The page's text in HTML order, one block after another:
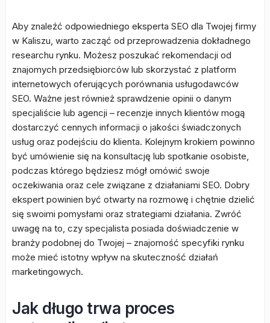
Aby znaleźć odpowiedniego eksperta SEO dla Twojej firmy
w Kaliszu, warto zacząć od przeprowadzenia dokładnego
researchu rynku. Możesz poszukać rekomendacji od
znajomych przedsiębiorców lub skorzystać z platform
internetowych oferujących porównania usługodawców
SEO. Ważne jest również sprawdzenie opinii o danym
specjaliście lub agencji – recenzje innych klientów mogą
dostarczyć cennych informacji o jakości świadczonych
usług oraz podejściu do klienta. Kolejnym krokiem powinno
być umówienie się na konsultację lub spotkanie osobiste,
podczas którego będziesz mógł omówić swoje
oczekiwania oraz cele związane z działaniami SEO. Dobry
ekspert powinien być otwarty na rozmowę i chętnie dzielić
się swoimi pomysłami oraz strategiami działania. Zwróć
uwagę na to, czy specjalista posiada doświadczenie w
branży podobnej do Twojej – znajomość specyfiki rynku
może mieć istotny wpływ na skuteczność działań
marketingowych.
Jak długo trwa proces